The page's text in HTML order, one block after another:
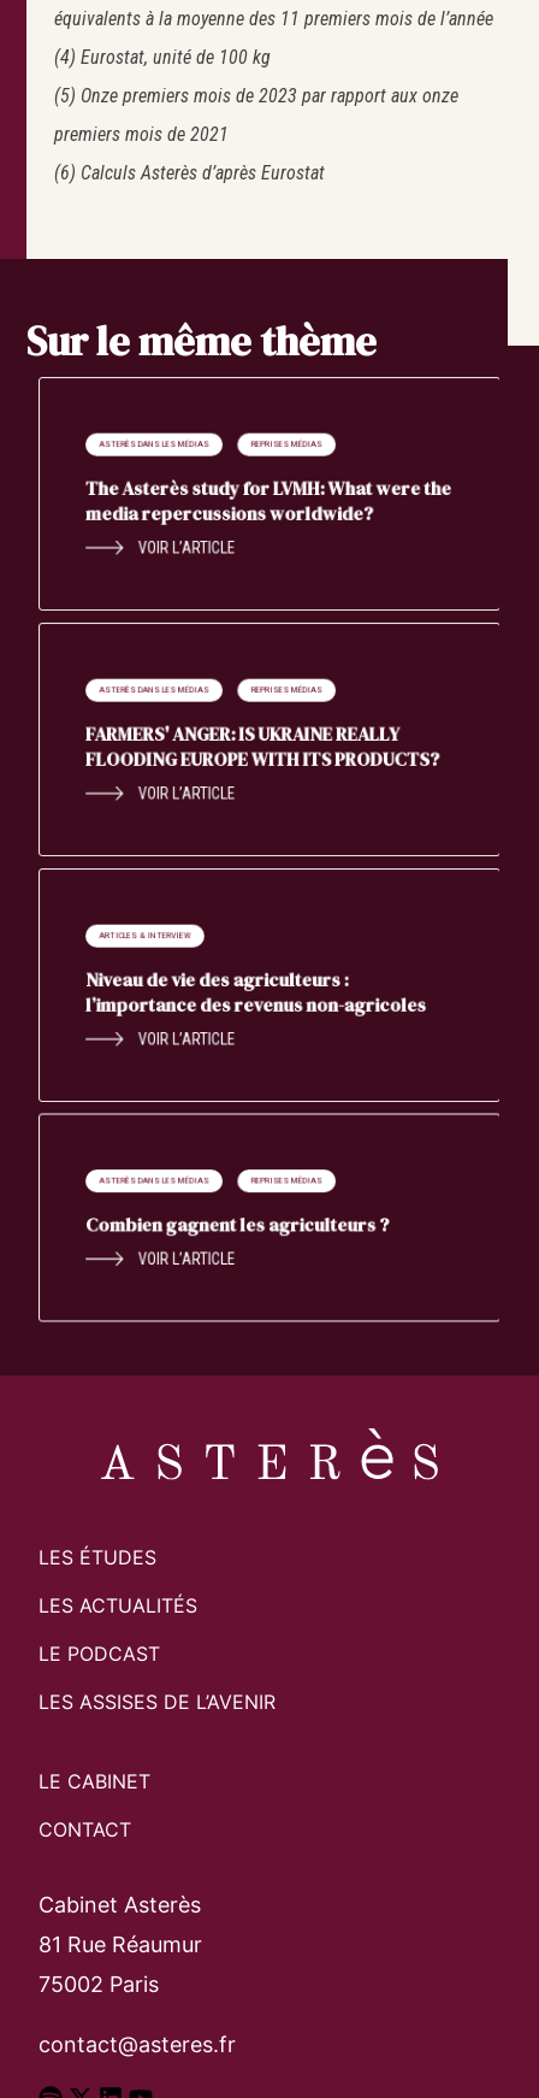
équivalents à la moyenne des 11 premiers mois de l’année
(4) Eurostat, unité de 100 kg
(5) Onze premiers mois de 2023 par rapport aux onze
premiers mois de 2021
(6) Calculs Asterès d’après Eurostat
Sur le même thème
ASTERÈS DANS LES MÉDIAS REPRISES MÉDIAS
The Asterès study for LVMH: What were the
media repercussions worldwide?
VOIR L’ARTICLE
ASTERÈS DANS LES MÉDIAS REPRISES MÉDIAS
FARMERS' ANGER: IS UKRAINE REALLY
FLOODING EUROPE WITH ITS PRODUCTS?
VOIR L’ARTICLE
ARTICLES & INTERVIEW
Niveau de vie des agriculteurs :
l’importance des revenus non-agricoles
VOIR L’ARTICLE
ASTERÈS DANS LES MÉDIAS REPRISES MÉDIAS
Combien gagnent les agriculteurs ?
VOIR L’ARTICLE
LES ÉTUDES
LES ACTUALITÉS
LE PODCAST
LES ASSISES DE L’AVENIR
LE CABINET
CONTACT
Cabinet Asterès
81 Rue Réaumur
75002 Paris
contact@asteres.fr